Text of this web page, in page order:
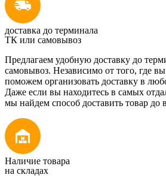
доставка до терминала
ТК или самовывоз
Предлагаем удобную доставку до
самовывоз. Независимо от того, где
поможем организовать доставку в
Даже если вы находитесь в самых
мы найдем способ доставить товар до
Наличие товара
на складах